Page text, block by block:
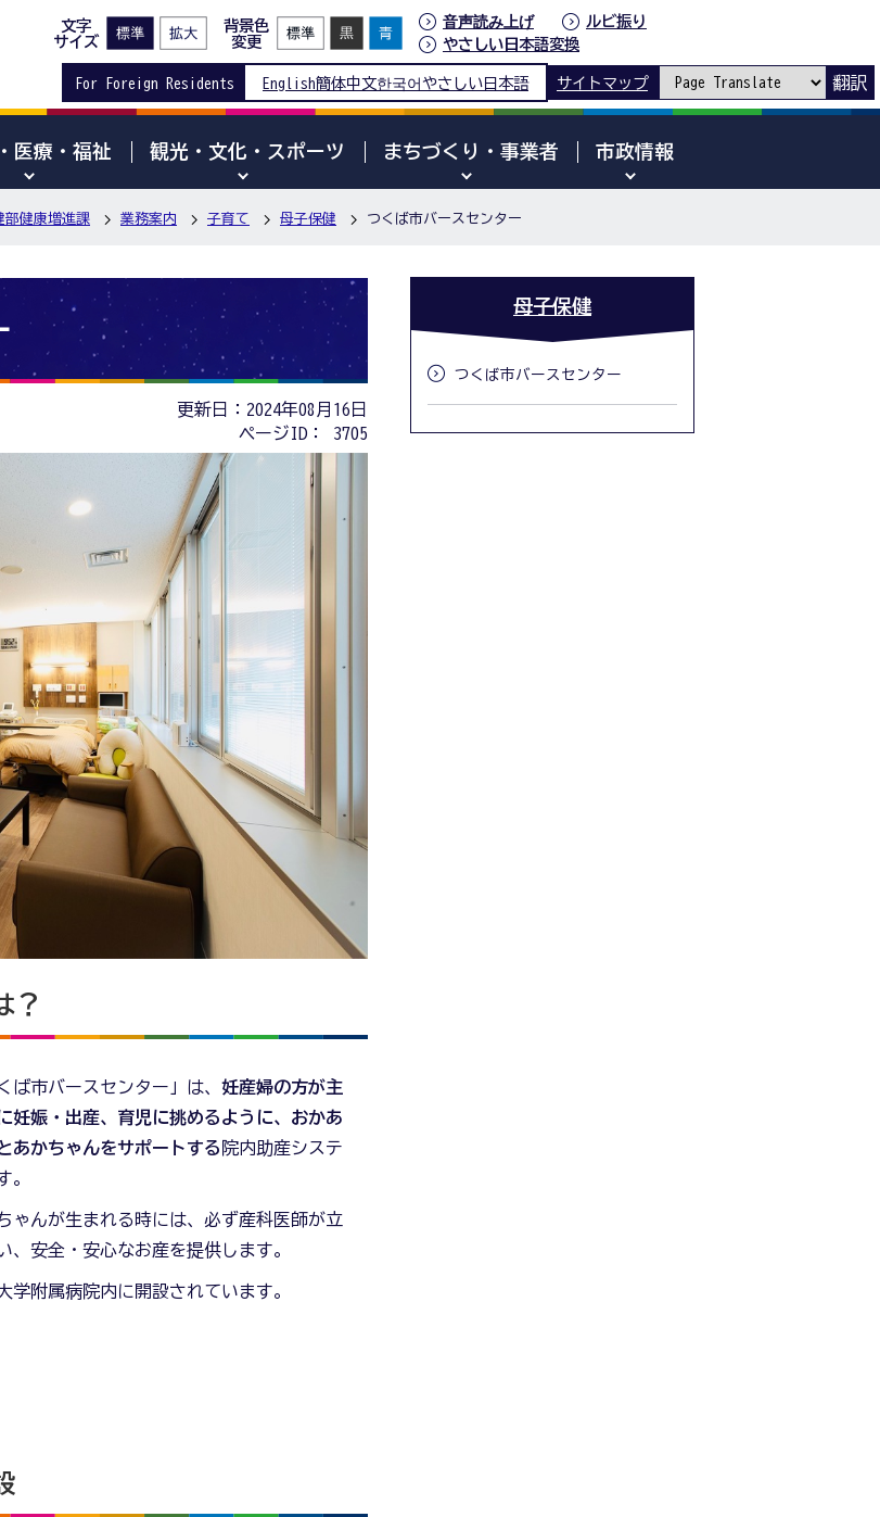
文字
サイズ
背景色
変更
音声読み上げ
ルビ振り
やさしい日本語変換
For Foreign Residents English簡体中文한국어 やさしい日本語 サイトマップ 翻訳
医療・福祉 観光・文化・スポーツ まちづくり・事業者 市政情報
部健康増進課 業務案内 子育て 母子保健 つくば市バースセンター
更新日：2024年08月16日
ページID：
3705
？
ば市バースセンター」は、 妊産婦の方が主
妊娠・出産、育児に挑めるように、おかあ
あかちゃんをサポートする 院内助産システ
。
ゃんが生まれる時には、必ず産科医師が立
、安全・安心なお産を提供します。
学附属病院内に開設されています。
母子保健
つくば市バースセンター